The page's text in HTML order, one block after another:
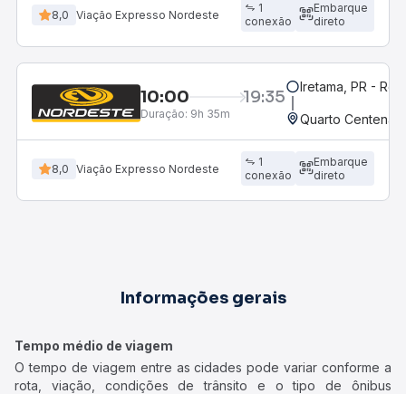
8,0 Viação Expresso Nordeste
1
conexão
Embarque
direto
10:00 19:35
Duração: 9h 35m
Iretama, PR -
Quarto
8,0 Viação Expresso Nordeste
1
conexão
Embarque
direto
Informações gerais
Tempo médio de viagem
O tempo de viagem entre as cidades pode variar conforme a
rota, viação, condições de trânsito e o tipo de ônibus